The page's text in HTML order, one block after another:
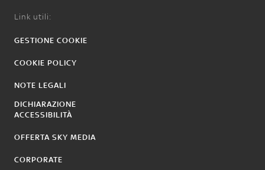
Link utili:
GESTIONE COOKIE
COOKIE POLICY
NOTE LEGALI
DICHIARAZIONE
ACCESSIBILITÀ
OFFERTA SKY MEDIA
CORPORATE